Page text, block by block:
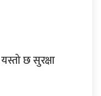
छ सुरक्षा